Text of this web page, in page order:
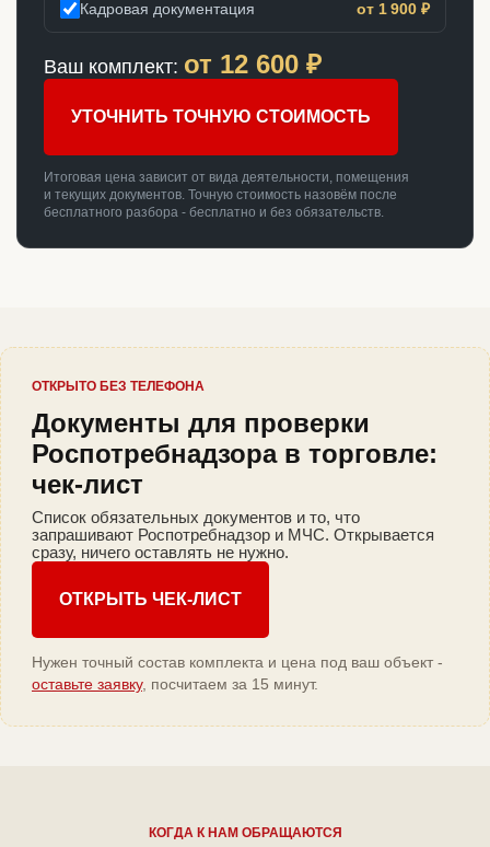
Кадровая документация от 1 900 ₽
Ваш комплект: от 12 600 ₽
УТОЧНИТЬ ТОЧНУЮ СТОИМОСТЬ
Итоговая цена зависит от вида деятельности, помещения
и текущих документов. Точную стоимость назовём после
бесплатного разбора - бесплатно и без обязательств.
ОТКРЫТО БЕЗ ТЕЛЕФОНА
Документы для проверки
Роспотребнадзора в торговле:
чек-лист
Список обязательных документов и то, что
запрашивают Роспотребнадзор и МЧС. Открывается
сразу, ничего оставлять не нужно.
ОТКРЫТЬ ЧЕК-ЛИСТ
Нужен точный состав комплекта и цена под ваш объект -
оставьте заявку, посчитаем за 15 минут.
КОГДА К НАМ ОБРАЩАЮТСЯ